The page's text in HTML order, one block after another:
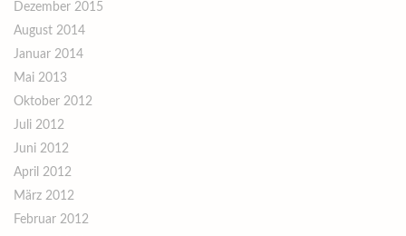
Dezember 2015
August 2014
Januar 2014
Mai 2013
Oktober 2012
Juli 2012
Juni 2012
April 2012
März 2012
Februar 2012